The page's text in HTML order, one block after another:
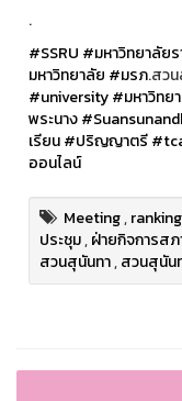
.
#SSRU #มหาวิทยาลัย
มหาวิทยาลัย #มรภ.สว
#university#มหาวิทย
พระนาง
เรียน#ปริญญาตรี
ออนไลน์
Meeting,
ประชุม,ฝ่ายกิจการส
สวนสุนันทา,สวนสุนัน